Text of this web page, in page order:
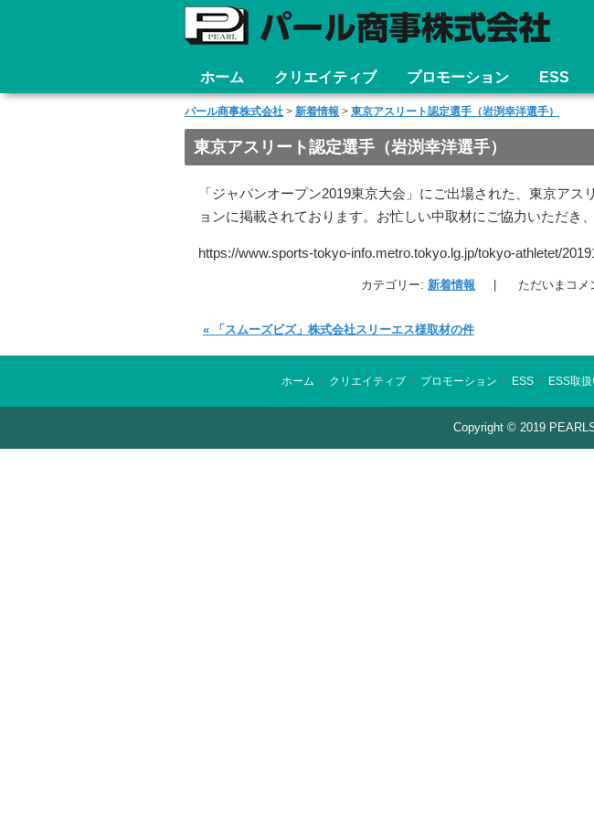
メインメニュー
コ
ン
テ
ン
へ
移
動
ホーム クリエイティブ プロモーション ESS
パール商事株式会社 > 新着情報 > 東京アスリート認定選手（岩渕幸洋選手）
東京アスリート認定選手（岩渕幸洋選手）
「ジャパンオープン2019東京大会」にご出場された、東京ア
ョンに掲載されております。お忙しい中取材にご協力いただき
https://www.sports-tokyo-info.metro.tokyo.lg.jp/tokyo-athletet/
カテゴリー:新着情報 ただいまコメ
«「スムーズビズ」株式会社スリーエス様取材の件
ホーム / クリエイティブ / プロモーション / ESS / ESS取
Copyright © 2019